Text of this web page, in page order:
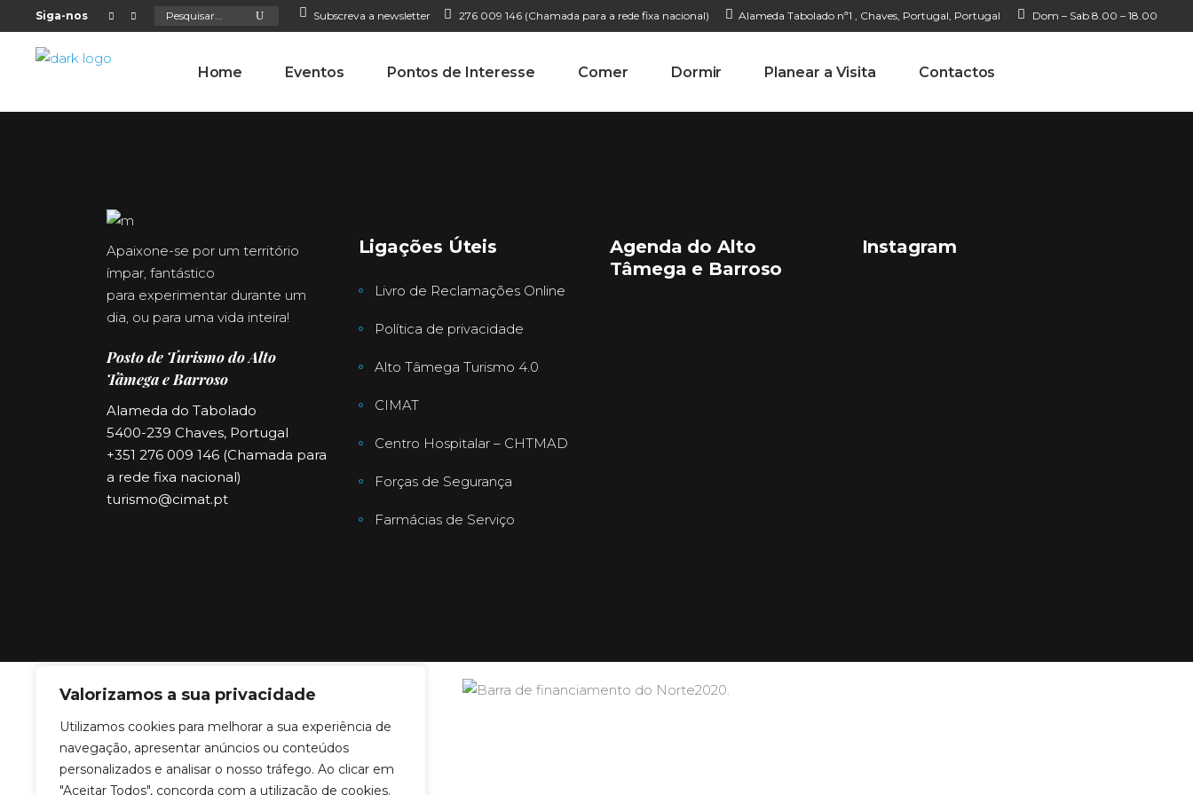
Valorizamos a sua privacidade
Utilizamos cookies para melhorar a sua experiência de
navegação, apresentar anúncios ou conteúdos
personalizados e analisar o nosso tráfego. Ao clicar em
"Aceitar Todos", concorda com a utilização de cookies.
Siga-nos Search
for: Subscreva a newsletter 276 009 146 (Chamada para a rede fixa nacional) Alameda Tabolado nª1 , Chaves, Portugal, Portugal Dom – Sab 8.00 – 18.00
Home Eventos Pontos de Interesse Comer Dormir Planear a Visita Contactos
Apaixone-se por um território
ímpar, fantástico
para experimentar durante um
dia, ou para uma vida inteira!
Posto de Turismo do Alto
Tâmega e Barroso
Alameda do Tabolado
5400-239 Chaves, Portugal
+351 276 009 146 (Chamada para
a rede fixa nacional)
turismo@cimat.pt
Ligações Úteis
Livro de Reclamações Online
Política de privacidade
Alto Tâmega Turismo 4.0
CIMAT
Centro Hospitalar – CHTMAD
Forças de Segurança
Farmácias de Serviço
Agenda do Alto
Tâmega e Barroso
Instagram
Copyright © 2023